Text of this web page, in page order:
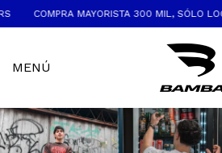
COMPRA MAYORISTA 300 MIL, SÓLO LOCAL
MENÚ